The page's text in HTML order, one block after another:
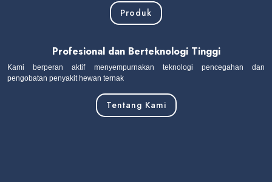
Produk
Profesional dan Berteknologi Tinggi
Kami berperan aktif menyempurnakan teknologi pencegahan dan
pengobatan penyakit hewan ternak
Tentang Kami